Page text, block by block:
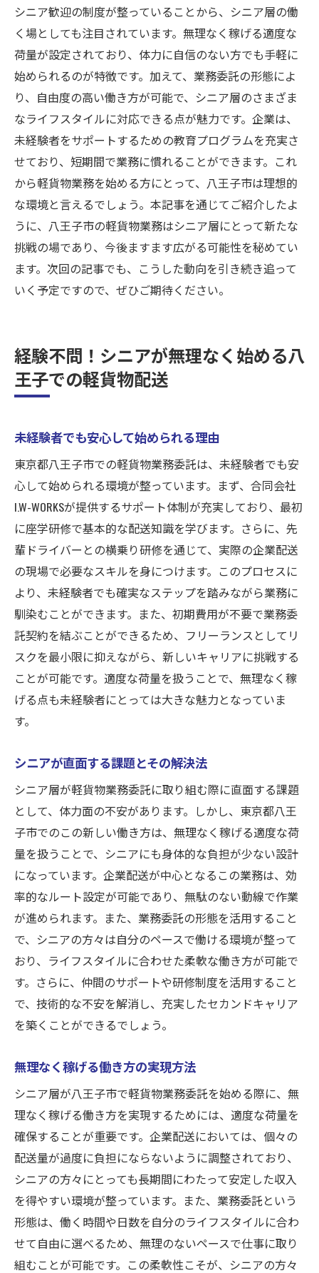
シニアが語る軽貨物業務の魅力
シニア歓迎の制度が整っていることから、シニア層の働
く場としても注目されています。無理なく稼げる適度な
荷量が設定されており、体力に自信のない方でも手軽に
始められるのが特徴です。加えて、業務委託の形態によ
り、自由度の高い働き方が可能で、シニア層のさまざま
なライフスタイルに対応できる点が魅力です。企業は、
未経験者をサポートするための教育プログラムを充実さ
せており、短期間で業務に慣れることができます。これ
から軽貨物業務を始める方にとって、八王子市は理想的
な環境と言えるでしょう。本記事を通じてご紹介したよ
うに、八王子市の軽貨物業務はシニア層にとって新たな
挑戦の場であり、今後ますます広がる可能性を秘めてい
ます。次回の記事でも、こうした動向を引き続き追って
いく予定ですので、ぜひご期待ください。
経験不問！シニアが無理なく始める八
王子での軽貨物配送
未経験者でも安心して始められる理由
東京都八王子市での軽貨物業務委託は、未経験者でも安
心して始められる環境が整っています。まず、合同会社
I.W-WORKSが提供するサポート体制が充実しており、最初
に座学研修で基本的な配送知識を学びます。さらに、先
輩ドライバーとの横乗り研修を通じて、実際の企業配送
の現場で必要なスキルを身につけます。このプロセスに
より、未経験者でも確実なステップを踏みながら業務に
馴染むことができます。また、初期費用が不要で業務委
託契約を結ぶことができるため、フリーランスとしてリ
スクを最小限に抑えながら、新しいキャリアに挑戦する
ことが可能です。適度な荷量を扱うことで、無理なく稼
げる点も未経験者にとっては大きな魅力となっていま
す。
シニアが直面する課題とその解決法
シニア層が軽貨物業務委託に取り組む際に直面する課題
として、体力面の不安があります。しかし、東京都八王
子市でのこの新しい働き方は、無理なく稼げる適度な荷
量を扱うことで、シニアにも身体的な負担が少ない設計
になっています。企業配送が中心となるこの業務は、効
率的なルート設定が可能であり、無駄のない動線で作業
が進められます。また、業務委託の形態を活用すること
で、シニアの方々は自分のペースで働ける環境が整って
おり、ライフスタイルに合わせた柔軟な働き方が可能で
す。さらに、仲間のサポートや研修制度を活用すること
で、技術的な不安を解消し、充実したセカンドキャリア
を築くことができるでしょう。
無理なく稼げる働き方の実現方法
シニア層が八王子市で軽貨物業務委託を始める際に、無
理なく稼げる働き方を実現するためには、適度な荷量を
確保することが重要です。企業配送においては、個々の
配送量が過度に負担にならないように調整されており、
シニアの方々にとっても長期間にわたって安定した収入
を得やすい環境が整っています。また、業務委託という
形態は、働く時間や日数を自分のライフスタイルに合わ
せて自由に選べるため、無理のないペースで仕事に取り
組むことが可能です。この柔軟性こそが、シニアの方々